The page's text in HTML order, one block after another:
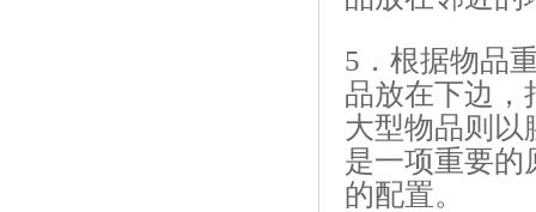
5．根据物品
品放在下边，
大型物品则以
是一项重要的
的配置。